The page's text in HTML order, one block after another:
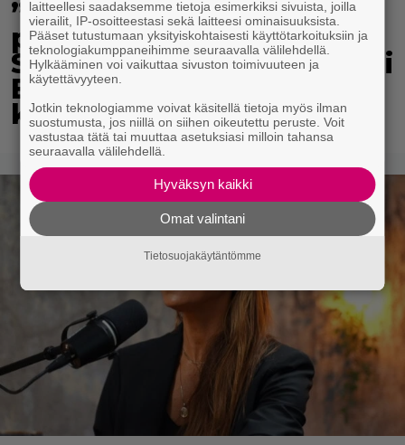
”Mitä isompi vehje, sen
paremmin kulkee” –
Susanna Penttilä suuntasi
Bangbussinsa Helsingin
keskustaan
laitteellesi saadaksemme tietoja esimerkiksi sivuista, joilla
vierailit, IP-osoitteestasi sekä laitteesi ominaisuuksista.
Pääset tutustumaan yksityiskohtaisesti käyttötarkoituksiin ja
teknologiakumppaneihimme seuraavalla välilehdellä.
Hylkääminen voi vaikuttaa sivuston toimivuuteen ja
käytettävyyteen.
Jotkin teknologiamme voivat käsitellä tietoja myös ilman
suostumusta, jos niillä on siihen oikeutettu peruste. Voit
vastustaa tätä tai muuttaa asetuksiasi milloin tahansa
seuraavalla välilehdellä.
Hyväksyn kaikki
Omat valintani
Tietosuojakäytäntömme